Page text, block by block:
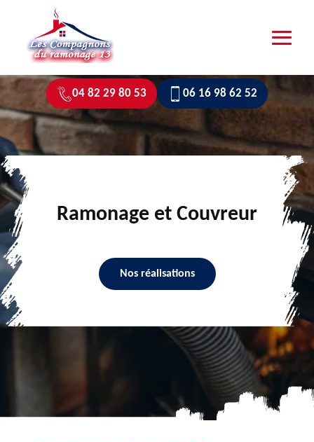
04 82 29 80 53 06 16 98 62 52
Ramonage et Couvreur
Nos réalisations